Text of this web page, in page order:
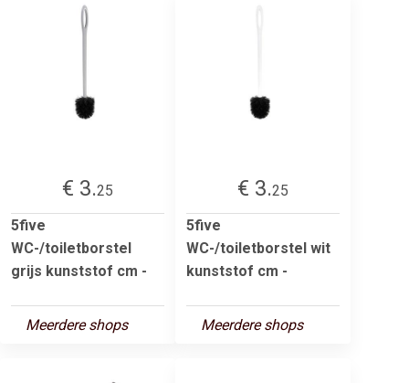
€ 3.25
5five
WC-/toiletborstel
grijs kunststof cm -
Meerdere shops
€ 3.25
5five
WC-/toiletborstel wit
kunststof cm -
Meerdere shops